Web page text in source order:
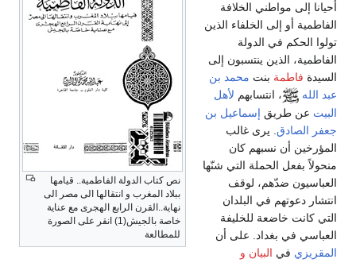
نص كتاب الدولة الفاطمية.. قيامها
ببلاد المغرب و انتقالها الى مصر الى
نهاية..القرن الرابع الهجرى مع عناية
خاصة بالجيش(1) انقر على الصورة
للمطالعة
أحيانا إلى مواطني الخلافة
الفاطمية أو إلى الخلفاء الذين
تولوا الحكم في الدولة
الفاطمية، الذين ينتسبون إلى
السيدة فاطمة بنت محمد بن
عبد الله
، انتسابهم لأهل
البيت عن طريق إسماعيل بن
جعفر الصادق . يرى غالب
المؤرخين أن نسبهم كان
منحولاً بفعل الحملة التي شنّها
العباسيون ضدّهم، لوقف
انتشار دعوتهم في البلدان
التي كانت خاضعة للخليفة
العباسي في بغداد. على أن
المقريزي في البيان و